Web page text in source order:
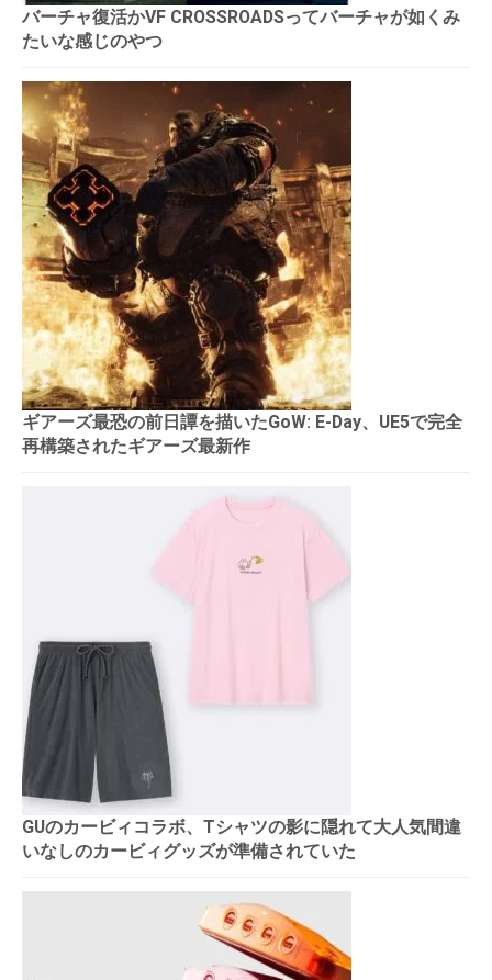
バーチャ復活かVF CROSSROADSってバーチャが如くみ
たいな感じのやつ
ギアーズ最恐の前日譚を描いたGoW: E-Day、UE5で完全
再構築されたギアーズ最新作
GUのカービィコラボ、Tシャツの影に隠れて大人気間違
いなしのカービィグッズが準備されていた